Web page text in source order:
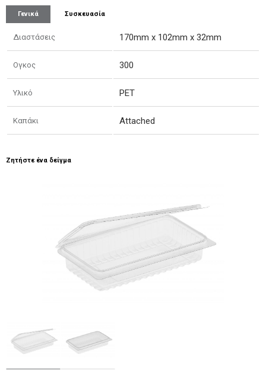
Γενικά Συσκευασία
Διαστάσεις 170mm x 102mm x 32mm
Ογκος 300
Υλικό PET
Καπάκι Attached
Ζητήστε ένα δείγμα